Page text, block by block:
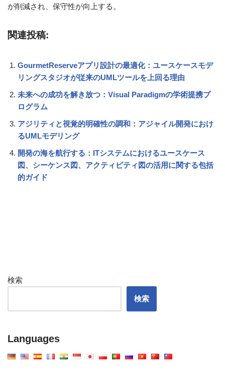
が削減され、保守性が向上する。
関連投稿:
GourmetReserveアプリ設計の最適化：ユースケースモデ
リングスタジオが従来のUMLツールを上回る理由
未来への成功を解き放つ：Visual Paradigmの学術提携プ
ログラム
アジリティと視覚的明確性の調和：アジャイル開発におけ
るUMLモデリング
開発の海を航行する：ITシステムにおけるユースケース
図、シーケンス図、アクティビティ図の活用に関する包括
的ガイド
検索
検索
Languages